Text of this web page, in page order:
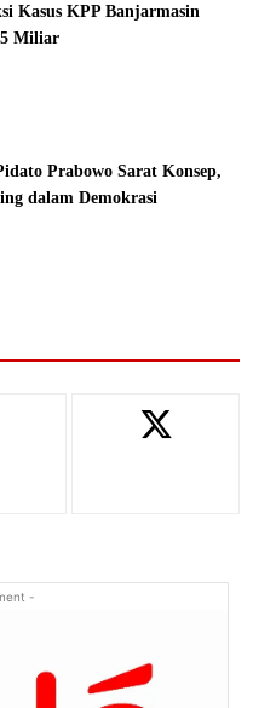
Kasus KPP Banjarmasin
Miliar
Prabowo Sarat Konsep,
dalam Demokrasi
-